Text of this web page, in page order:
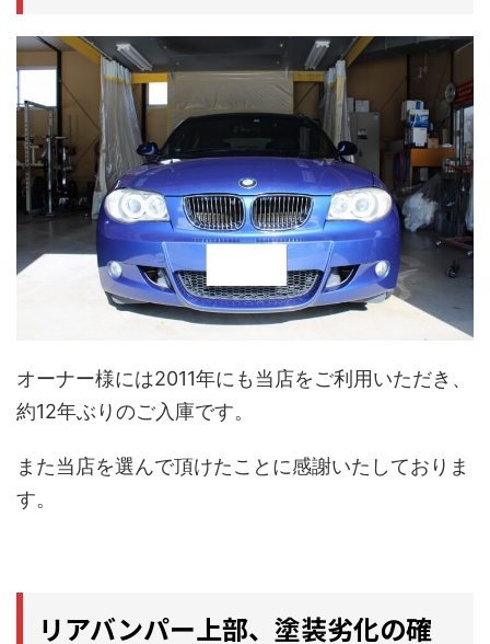
オーナー様には2011年にも当店をご利用いただき、
約12年ぶりのご入庫です。
また当店を選んで頂けたことに感謝いたしておりま
す。
リアバンパー上部、塗装劣化の確